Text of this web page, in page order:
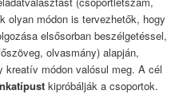
olyan módon is tervezhetők, hogy
elsősorban beszélgetéssel,
olvasmány) alapján,
kreatív módon valósul meg. A cél
kipróbálják a csoportok.